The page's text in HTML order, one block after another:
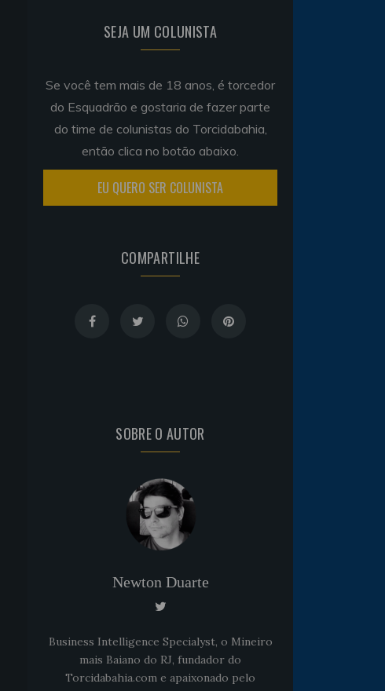
SEJA UM COLUNISTA
Se você tem mais de 18 anos, é torcedor
do Esquadrão e gostaria de fazer parte
do time de colunistas do Torcidabahia,
então clica no botão abaixo.
EU QUERO SER COLUNISTA
COMPARTILHE
SOBRE O AUTOR
Newton Duarte
Business Intelligence Specialyst, o Mineiro
mais Baiano do RJ, fundador do
Torcidabahia.com e apaixonado pelo